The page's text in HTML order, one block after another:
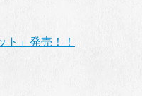
」発売！！